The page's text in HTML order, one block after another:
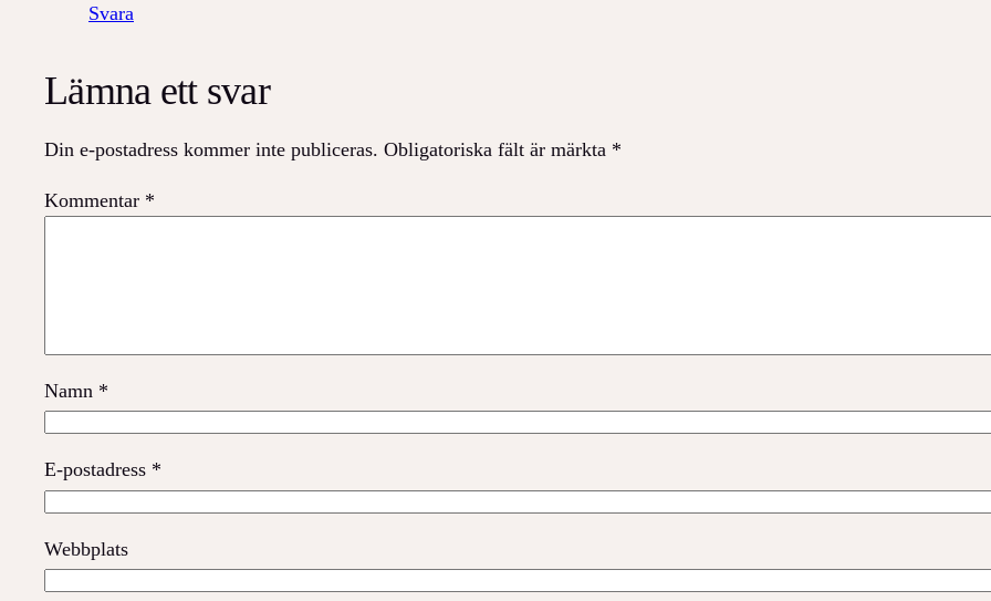
Svara
Lämna ett svar
Din e-postadress kommer inte publiceras. Obligatoriska fält är märkta *
Kommentar *
Namn *
E-postadress *
Webbplats